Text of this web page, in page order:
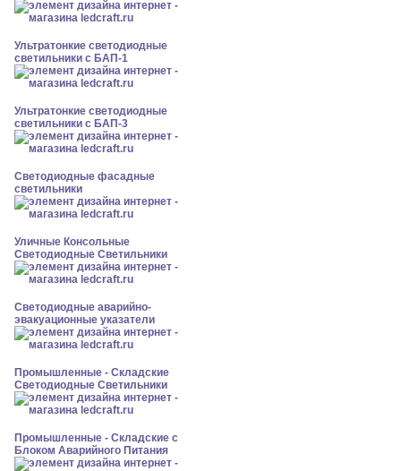
Ультратонкие светодиодные
светильники с БАП-1
Ультратонкие светодиодные
светильники с БАП-3
Светодиодные фасадные
светильники
Уличные Консольные
Светодиодные Светильники
Светодиодные аварийно-
эвакуационные указатели
Промышленные - Складские
Светодиодные Светильники
Промышленные - Складские с
Блоком Аварийного Питания